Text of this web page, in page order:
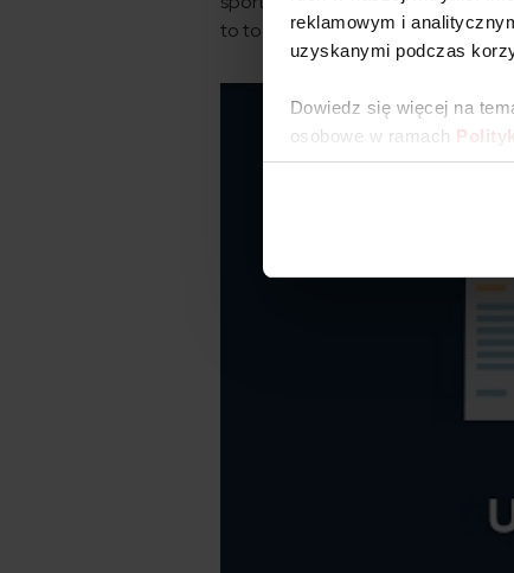
reklamowym i
uzyskanymi podczas
Dowiedz się więcej na
osobowe w ramach
to to silniki 1.7 CRDI oraz 2.0 CRDI.